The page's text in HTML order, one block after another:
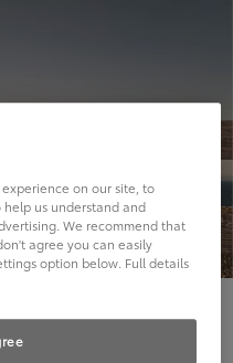
nicht weiter.
on our site, to
us understand and
We recommend that
agree you can easily
option below. Full details